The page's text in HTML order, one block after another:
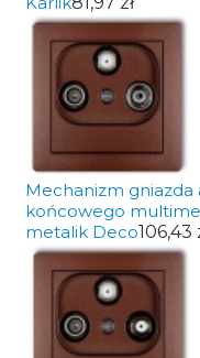
Mechanizm gniazda
końcowego
metalik Deco106,43